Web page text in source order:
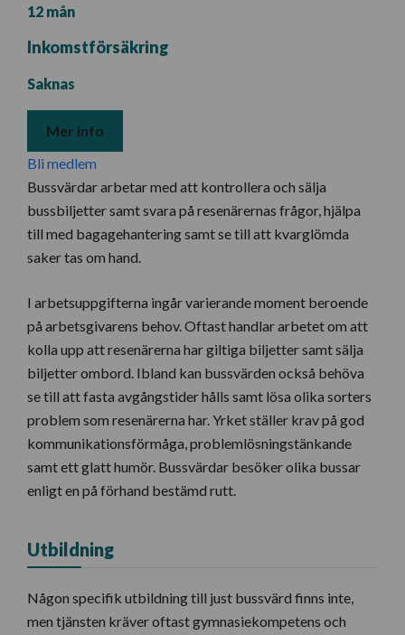
12 mån
Inkomstförsäkring
Saknas
Mer info
Bli medlem
Bussvärdar arbetar med att kontrollera och sälja
bussbiljetter samt svara på resenärernas frågor, hjälpa
till med bagagehantering samt se till att kvarglömda
saker tas om hand.
I arbetsuppgifterna ingår varierande moment beroende
på arbetsgivarens behov. Oftast handlar arbetet om att
kolla upp att resenärerna har giltiga biljetter samt sälja
biljetter ombord. Ibland kan bussvärden också behöva
se till att fasta avgångstider hålls samt lösa olika sorters
problem som resenärerna har. Yrket ställer krav på god
kommunikationsförmåga, problemlösningstänkande
samt ett glatt humör. Bussvärdar besöker olika bussar
enligt en på förhand bestämd rutt.
Utbildning
Någon specifik utbildning till just bussvärd finns inte,
men tjänsten kräver oftast gymnasiekompetens och